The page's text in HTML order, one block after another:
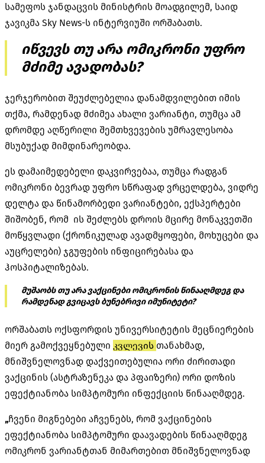
სამეფოს ჯანდაცვის მინისტრის მოადგილემ, საიდ
ჯავიკმა Sky News-ს ინტერვიუში ორშაბათს.
იწვევს თუ არა ომიკრონი უფრო
მძიმე ავადობას?
ჯერჯერობით შეუძლებელია დანამდვილებით იმის
თქმა, რამდენად მძიმეა ახალი ვარიანტი, თუმცა ამ
დრომდე აღწერილი შემთხვევების უმრავლესობა
მსუბუქად მიმდინარეობდა.
ეს დამაიმედებელი დაკვირვებაა, თუმცა რადგან
ომიკრონი ბევრად უფრო სწრაფად ვრცელდება, ვიდრე
დელტა და წინამორბედი ვარიანტები, ექსპერტები
შიშობენ, რომ ის შეძლებს დროის მცირე მონაკვეთში
მოწყვლადი (ქრონიკულად ავადმყოფები, მოხუცები და
აუცრელები) ჯგუფების ინფიცირებასა და
ჰოსპიტალიზებას.
მუშაობს თუ არა ვაქცინები ომიკრონის წინააღმდეგ და
რამდენად გვიცავს ბუნებრივი იმუნიტეტი?
ორშაბათს ოქსფორდის უნივერსიტეტის მეცნიერების
მიერ გამოქვეყნებული კვლევის თანახმად,
მნიშვნელოვნად დაქვეითებულია ორი ძირითადი
ვაქცინის (ასტრაზენეკა და პფაიზერი) ორი დოზის
ეფექტიანობა სიმპტომური ინფექციის წინააღმდეგ.
„ჩვენი მიგნებები აჩვენებს, რომ ვაქცინების
ეფექტიანობა სიმპტომური დაავადების წინააღმდეგ
ომიკრონ ვარიანტთან მიმართებით მნიშვნელოვნად